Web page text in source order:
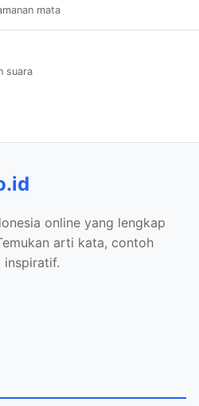
mata
suara
online yang lengkap
arti kata, contoh
inspiratif.